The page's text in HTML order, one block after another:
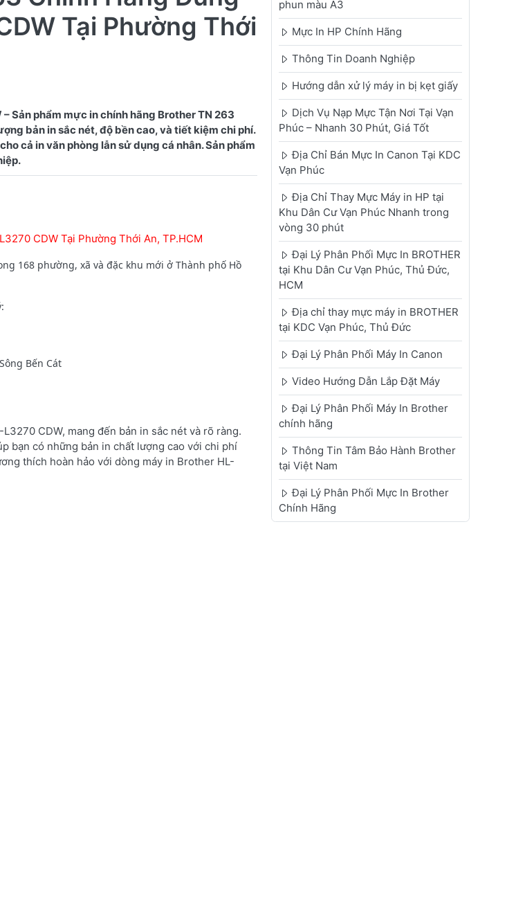
Tại Phường Thới
Sản phẩm mực in chính hãng Brother TN 263
bản in sắc nét, độ bền cao, và tiết kiệm chi phí.
cả in văn phòng lẫn sử dụng cá nhân. Sản phẩm
CDW Tại Phường Thới An, TP.HCM
168 phường, xã và đặc khu mới ở Thành phố Hồ
Bến Cát
CDW, mang đến bản in sắc nét và rõ ràng.
bạn có những bản in chất lượng cao với chi phí
thích hoàn hảo với dòng máy in Brother HL-
phun màu A3
Mực In HP Chính Hãng
Thông Tin Doanh Nghiệp
Hướng dẫn xử lý máy in bị kẹt giấy
Dịch Vụ Nạp Mực Tận Nơi Tại Vạn
Phúc – Nhanh 30 Phút, Giá Tốt
Địa Chỉ Bán Mực In Canon Tại KDC
Vạn Phúc
Địa Chỉ Thay Mực Máy in HP tại
Khu Dân Cư Vạn Phúc Nhanh trong
vòng 30 phút
Đại Lý Phân Phối Mực In BROTHER
tại Khu Dân Cư Vạn Phúc, Thủ Đức,
HCM
Địa chỉ thay mực máy in BROTHER
tại KDC Vạn Phúc, Thủ Đức
Đại Lý Phân Phối Máy In Canon
Video Hướng Dẫn Lắp Đặt Máy
Đại Lý Phân Phối Máy In Brother
chính hãng
Thông Tin Tâm Bảo Hành Brother
tại Việt Nam
Đại Lý Phân Phối Mực In Brother
Chính Hãng